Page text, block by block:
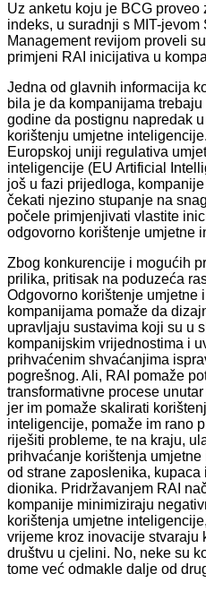
Uz anketu koju je BCG proveo
indeks, u suradnji s MIT-jevom
Management revijom proveli
primjeni RAI inicijativa u
Jedna od glavnih informacija
bila je da kompanijama trebaju
godine da postignu napredak
korištenju umjetne
Europskoj uniji regulativa
inteligencije (EU Artificial
još u fazi prijedloga,
čekati njezino stupanje na
počele primjenjivati vlastite
odgovorno korištenje umjetne
Zbog konkurencije i mogućih
prilika, pritisak na poduzeća
Odgovorno korištenje umjetne
kompanijama pomaže da
upravljaju sustavima koji su u
kompanijskim vrijednostima i
prihvaćenim shvaćanjima
pogrešnog. Ali, RAI pomaže
transformativne procese
jer im pomaže skalirati
inteligencije, pomaže im rano
riješiti probleme, te na kraju,
prihvaćanje korištenja
od strane zaposlenika, kupaca
dionika. Pridržavanjem RAI
kompanije minimiziraju
korištenja umjetne
vrijeme kroz inovacije stvaraju
društvu u cjelini. No, neke su
tome već odmakle dalje od